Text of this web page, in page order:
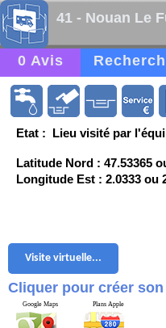
41 - Nouan Le
0 Avis
Etat : Lieu visité par
Latitude Nord : 47.53365
Longitude Est : 2.0333 ou
Visite virtuelle...
Cliquer pour créer
Google Maps Plans Apple